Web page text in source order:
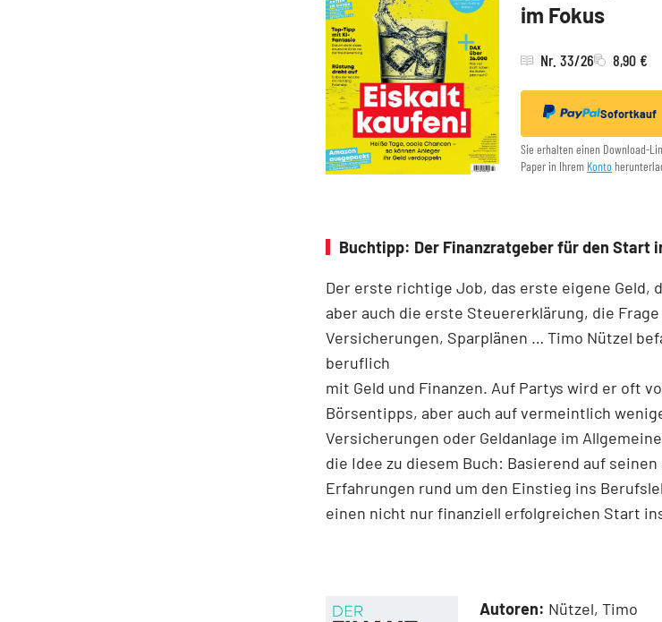
im Fokus
Nr. 33/26 8,90 €
Sofortkauf
Sie erhalten einen Download-
Paper in Ihrem Konto
Buchtipp: Der Finanzratgeber für den Start
Der erste richtige Job, das erste eigene Geld,
aber auch die erste Steuererklärung, die
Versicherungen, Sparplänen … Timo Nützel
beruflich
mit Geld und Finanzen. Auf Partys wird er oft
Börsentipps, aber auch auf vermeintlich
Versicherungen oder Geldanlage im
die Idee zu diesem Buch: Basierend auf
Erfahrungen rund um den Einstieg ins
einen nicht nur finanziell erfolgreichen Start
Autoren: Nützel, Timo